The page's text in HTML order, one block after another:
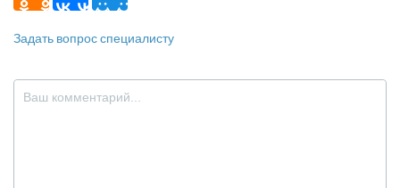
Задать вопрос специалисту